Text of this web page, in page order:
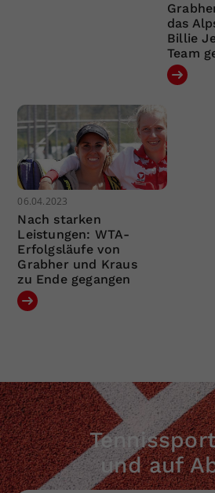
das
Billie
Team
06.04.2023
Nach starken
Leistungen: WTA-
Erfolgsläufe von
Grabher und Kraus
zu Ende gegangen
und auf